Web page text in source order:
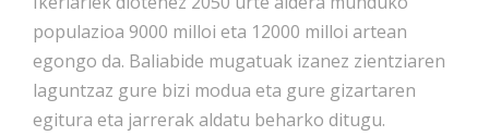
populazioa 9000 milloi eta 12000 milloi artean
egongo da. Baliabide mugatuak izanez zientziaren
laguntzaz gure bizi modua eta gure gizartaren
egitura eta jarrerak aldatu beharko ditugu.